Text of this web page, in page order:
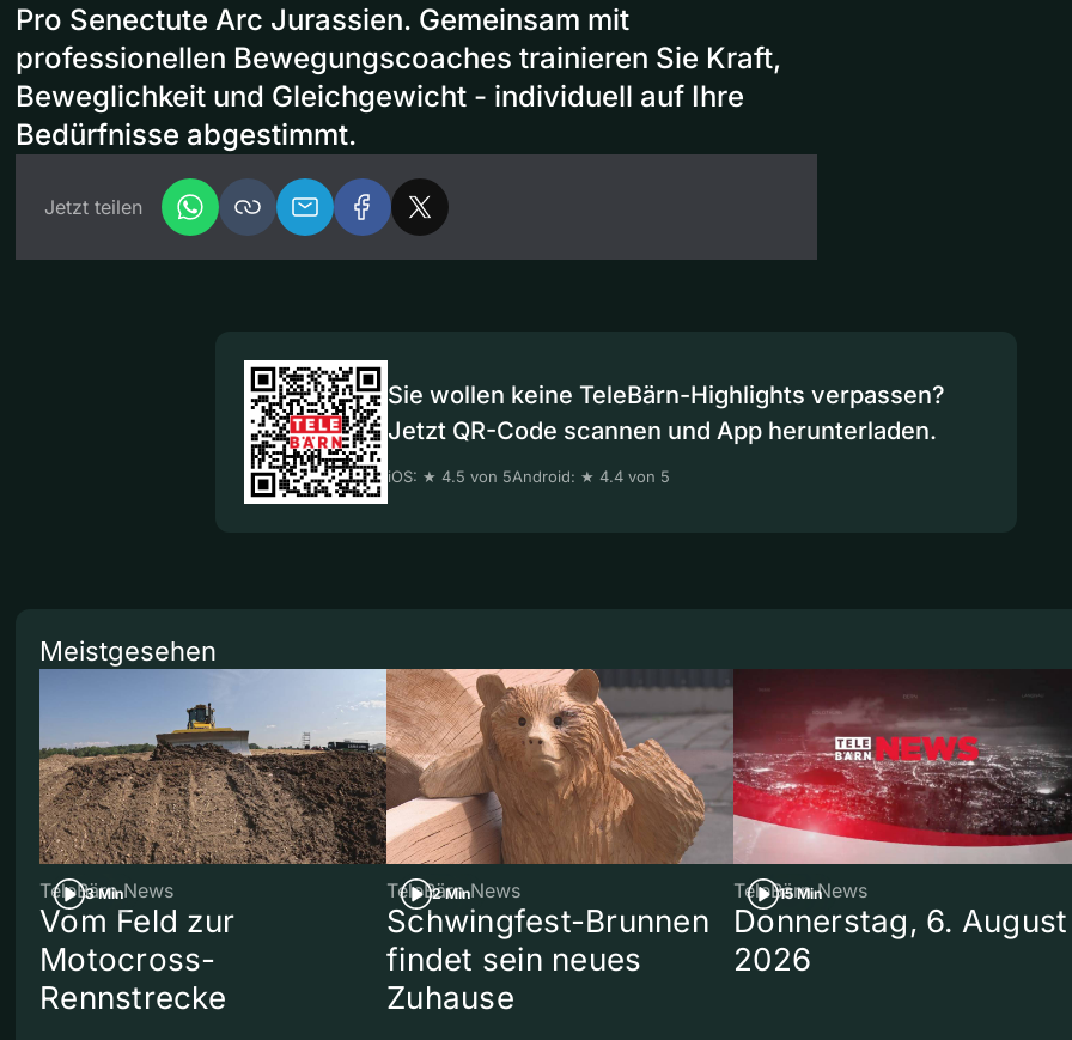
Pro Senectute Arc Jurassien. Gemeinsam mit
professionellen Bewegungscoaches trainieren Sie Kraft,
Beweglichkeit und Gleichgewicht - individuell auf Ihre
Bedürfnisse abgestimmt.
Jetzt teilen
Sie wollen keine TeleBärn-Highlights verpassen?
Jetzt QR-Code scannen und App herunterladen.
iOS: ★ 4.5 von 5Android: ★ 4.4 von 5
Meistgesehen
3 Min
TeleBärn News
Vom Feld zur
Motocross-
Rennstrecke
2 Min
TeleBärn News
Schwingfest-Brunnen
findet sein neues
Zuhause
15 Min
TeleBärn News
Donnerstag, 6. August
2026